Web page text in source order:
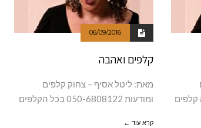
06/09/2016
קלפים ואהבה
מאת: ליטל אסיף – צחוק קלפים
ומודעות 050-6808122 בכל הקלפים
קרא עוד ←